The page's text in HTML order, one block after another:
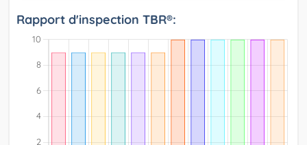
Rapport d'inspection TBR®: